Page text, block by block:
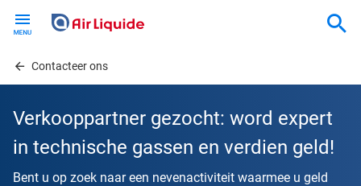
contentContacteer ons
Verkooppartner gezocht: word expert
in technische gassen en verdien geld!
Bent u op zoek naar een nevenactiviteit waarmee u geld